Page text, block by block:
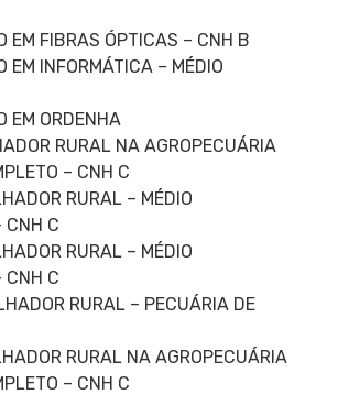
EM FIBRAS ÓPTICAS – CNH B
EM INFORMÁTICA – MÉDIO
EM ORDENHA
RURAL NA AGROPECUÁRIA
– CNH C
RURAL – MÉDIO
CNH C
RURAL – MÉDIO
CNH C
RURAL – PECUÁRIA DE
RURAL NA AGROPECUÁRIA
– CNH C